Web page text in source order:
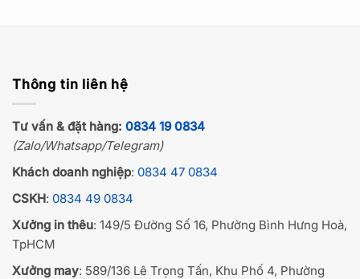
Thông tin liên hệ
Tư vấn & đặt hàng: 0834 19 0834
(Zalo/Whatsapp/Telegram)
Khách doanh nghiệp: 0834 47 0834
CSKH: 0834 49 0834
Xưởng in thêu: 149/5 Đường Số 16, Phường Bình Hưng Hoà,
TpHCM
Xưởng may: 589/136 Lê Trọng Tấn, Khu Phố 4, Phường